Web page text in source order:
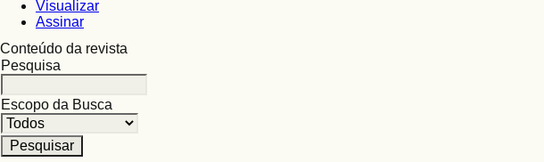
Visualizar
Assinar
Conteúdo da revista
Pesquisa
Escopo da Busca